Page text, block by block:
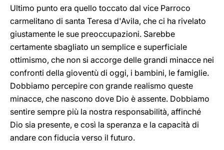
Ultimo punto era quello toccato dal vice Parroco
carmelitano di santa Teresa d'Avila, che ci ha rivelato
giustamente le sue preoccupazioni. Sarebbe
certamente sbagliato un semplice e superficiale
ottimismo, che non si accorge delle grandi minacce nei
confronti della gioventù di oggi, i bambini, le famiglie.
Dobbiamo percepire con grande realismo queste
minacce, che nascono dove Dio è assente. Dobbiamo
sentire sempre più la nostra responsabilità, affinché
Dio sia presente, e così la speranza e la capacità di
andare con fiducia verso il futuro.